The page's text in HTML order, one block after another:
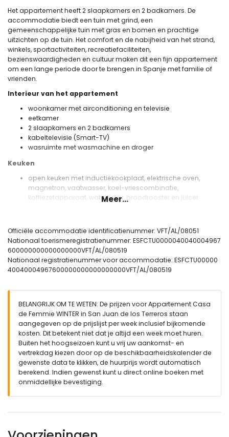
Het appartement heeft 2 slaapkamers en 2 badkamers. De
accommodatie biedt een tuin met grind, een
gemeenschappelijke tuin met gras en bomen en prachtige
uitzichten op de tuin. Het comfort en de nabijheid van het strand,
winkels, sportactiviteiten, recreatiefaciliteiten,
bezienswaardigheden en cultuur maken dit een fijn appartement
om een lange periode door te brengen in Spanje met familie of
vrienden.
Interieur van het appartement
woonkamer met airconditioning en televisie
eetkamer
2 slaapkamers en 2 badkamers
kabeltelevisie (Smart-TV)
wasruimte met wasmachine en droger
Keuken
open keuken met inductiekookplaat, elektrische oven,
magnetron, vaatwasser, koel-vriescombinatie,
koffiezetapparaat, waterkoker, broodrooster en juicer
slaapkamer met airconditioning, queensize bed (van 200
bij 160 cm) en en-suite badkamer
slaapkamer met airconditioning en 2 eenpersoonsbedden
(van 200 bij 80 cm)
en-suite badkamer met enkele wastafel, douche, toilet en
Buitenkant van het appartement
afgesloten perceel
gemeenschappelijk zwembad
kinderen's zwembad
tuin met grind en tuinmeubilair met ligbedden
gemeenschappelijk grasveld met bomen
speeltuin
overdekt terras
buiten douche
buiten zitgedeelte en buiten eetgedeelte
Meer...
Officiële accommodatie identificatienummer: VFT/AL/08051
Nationaal toerismeregistratienummer: ESFCTU0000040040004967
600000000000000000VFT/AL/080519
Nationaal registratienummer voor accommodatie: ESFCTU00000
40040004967600000000000000000VFT/AL/080519
BELANGRIJK OM TE WETEN: De prijzen voor Appartement Casa
de Femmie WINTER in San Juan de los Terreros staan
aangegeven op de prijslijst per week inclusief bijkomende
kosten. Dit betekent niet dat je altijd een week moet huren.
Buiten het hoogseizoen kunt u vrij uw aankomst- en
vertrekdag kiezen door op de beschikbaarheidskalender de
gewenste data te klikken, de huurprijs wordt automatisch
berekend. Indien gewenst kunt u direct online boeken met
onmiddellijke bevestiging.